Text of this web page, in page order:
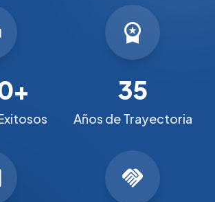
workspace_premium
35
Años de Trayectoria
handshake